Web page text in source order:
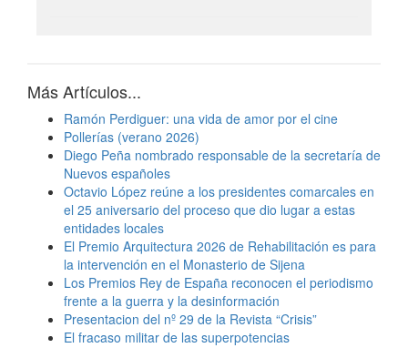
Más Artículos...
Ramón Perdiguer: una vida de amor por el cine
Pollerías (verano 2026)
Diego Peña nombrado responsable de la secretaría de
Nuevos españoles
Octavio López reúne a los presidentes comarcales en
el 25 aniversario del proceso que dio lugar a estas
entidades locales
El Premio Arquitectura 2026 de Rehabilitación es para
la intervención en el Monasterio de Sijena
Los Premios Rey de España reconocen el periodismo
frente a la guerra y la desinformación
Presentacion del nº 29 de la Revista “Crisis”
El fracaso militar de las superpotencias